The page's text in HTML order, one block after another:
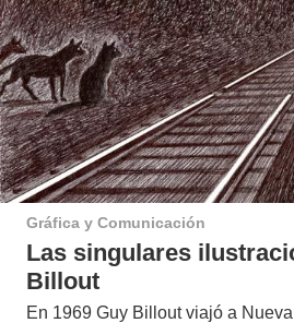
Gráfica y Comunicación
Las singulares
Billout
En 1969 Guy Billout viajó a